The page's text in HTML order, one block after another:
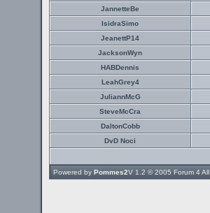
JannetteBe
IsidraSimo
JeanettP14
JacksonWyn
HABDennis
LeahGrey4
JuliannMcG
SteveMcCra
DaltonCobb
DvD Noci
Powered by Pommes2V 1.2 © 2005 Forum 4 All